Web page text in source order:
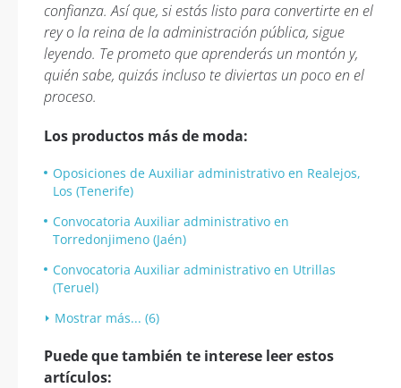
confianza. Así que, si estás listo para convertirte en el
rey o la reina de la administración pública, sigue
leyendo. Te prometo que aprenderás un montón y,
quién sabe, quizás incluso te diviertas un poco en el
proceso.
Los productos más de moda:
Oposiciones de Auxiliar administrativo en Realejos,
Los (Tenerife)
Convocatoria Auxiliar administrativo en
Torredonjimeno (Jaén)
Convocatoria Auxiliar administrativo en Utrillas
(Teruel)
Mostrar más... (6)
Puede que también te interese leer estos
artículos: